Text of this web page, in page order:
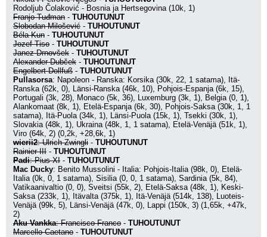
Rodoljub Čolaković - Bosnia ja Hertsegovina (10k, 1)
Franjo Tuđman - TUHOUTUNUT
Slobodan Milošević - TUHOUTUNUT
Béla Kun - TUHOUTUNUT
Jozef Tiso - TUHOUTUNUT
Janez Drnovšek - TUHOUTUNUT
Alexander Dubček - TUHOUTUNUT
Engelbert Dollfuß - TUHOUTUNUT
Pullasorsa: Napoleon - Ranska: Korsika (30k, 22, 1 satama), Itä-
Ranska (62k, 0), Länsi-Ranska (46k, 10), Pohjois-Espanja (6k, 15),
Portugali (3k, 28), Monaco (5k, 36), Luxemburg (3k, 1), Belgia (0, 1),
Alankomaat (8k, 1), Etelä-Espanja (6k, 30), Pohjois-Saksa (30k, 1, 1
satama), Itä-Puola (34k, 1), Länsi-Puola (15k, 1), Tsekki (30k, 1),
Slovakia (48k, 1), Ukraina (48k, 1, 1 satama), Etelä-Venäjä (51k, 1),
Viro (64k, 2) (0,2k, +28,6k, 1)
wierii2: Ulrich Zwingli - TUHOUTUNUT
Rainier III - TUHOUTUNUT
Padi: Pius XI - TUHOUTUNUT
Mac Ducky: Benito Mussolini - Italia: Pohjois-Italia (98k, 0), Etelä-
Italia (0k, 0, 1 satama), Sisilia (0, 0, 1 satama), Sardinia (5k, 84),
Vatikaanivaltio (0, 0), Sveitsi (55k, 2), Etelä-Saksa (48k, 1), Keski-
Saksa (233k, 1), Itävalta (375k, 1), Itä-Venäjä (514k, 138), Luoteis-
Venäjä (99k, 5), Länsi-Venäjä (47k, 0), Lappi (150k, 3) (1,65k, +47k,
2)
Aku Vankka: Francisco Franco - TUHOUTUNUT
Marcello Caetano - TUHOUTUNUT